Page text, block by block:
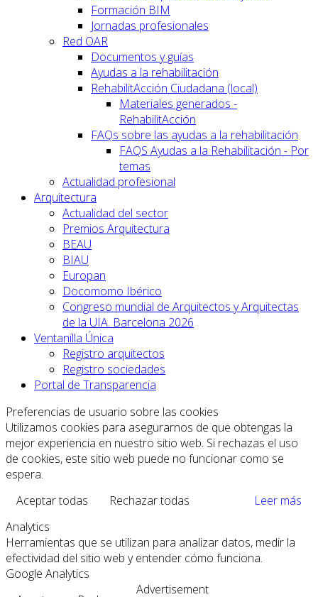
Formación BIM
Jornadas profesionales
Red OAR
Documentos y guías
Ayudas a la rehabilitación
RehabilitAcción Ciudadana (local)
Materiales generados -
RehabilitAcción
FAQs sobre las ayudas a la rehabilitación
FAQS Ayudas a la Rehabilitación - Por
temas
Actualidad profesional
Arquitectura
Actualidad del sector
Premios Arquitectura
BEAU
BIAU
Europan
Docomomo Ibérico
Congreso mundial de Arquitectos y Arquitectas
de la UIA. Barcelona 2026
Ventanilla Única
Registro arquitectos
Registro sociedades
Portal de Transparencia
Preferencias de usuario sobre las cookies
Utilizamos cookies para asegurarnos de que obtengas la
mejor experiencia en nuestro sitio web. Si rechazas el uso
de cookies, este sitio web puede no funcionar como se
espera.
Aceptar todas
Rechazar todas
Leer más
Analytics
Herramientas que se utilizan para analizar datos, medir la
efectividad del sitio web y entender cómo funciona.
Google Analytics
Advertisement